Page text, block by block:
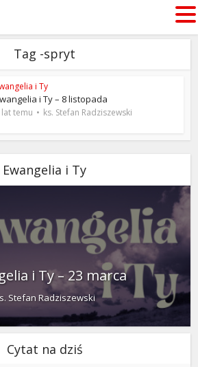
Tag -spryt
i Ty
i Ty – 8 listopada
temu ks. Stefan Radziszewski
Ewangelia i Ty
i Ty – 23 marca
Stefan Radziszewski
Cytat na dziś